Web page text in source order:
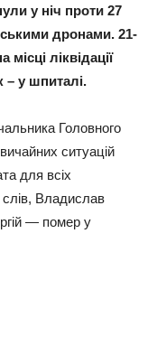
у ніч проти 27
дронами. 21-
ліквідації
– у шпиталі.
Головного
ситуацій
для всіх
Владислав
— помер у